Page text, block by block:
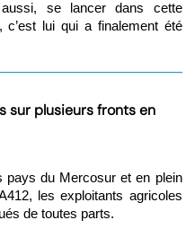
se lancer dans cette
lui qui a finalement été
sur plusieurs fronts en
pays du Mercosur et en plein
les exploitants agricoles
de toutes parts.